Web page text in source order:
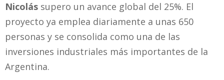
Nicolás supero un avance global del 25%. El
proyecto ya emplea diariamente a unas 650
personas y se consolida como una de las
inversiones industriales más importantes de la
Argentina.